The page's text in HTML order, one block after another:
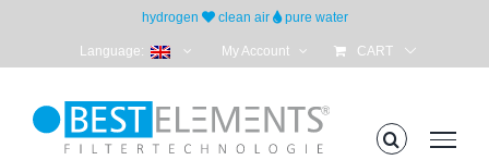
hydrogen clean air pure water
Language: My Account CART